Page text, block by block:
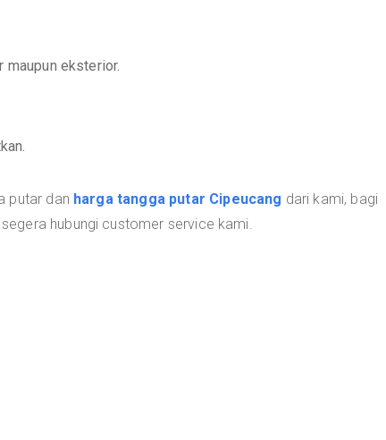
maupun eksterior.
putar dan harga tangga putar Cipeucang dari kami, bagi
hubungi customer service kami.